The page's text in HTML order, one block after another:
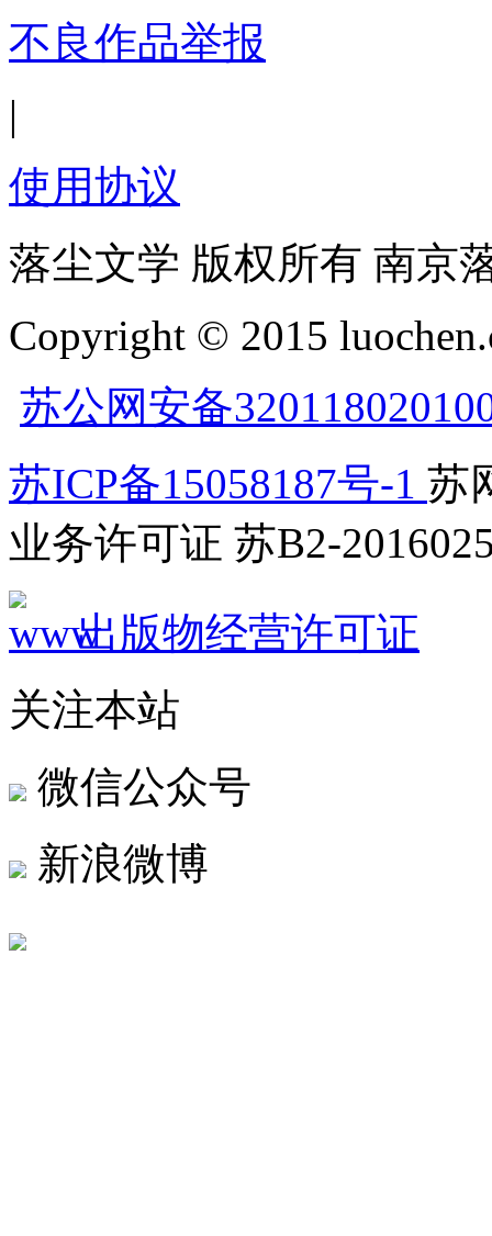
不良作品举报
|
使用协议
落尘文学 版权所有 南京
Copyright © 2015
苏公网安备
苏ICP备15058187号-1 苏
业务许可证 苏B2-
出版物经营许可证
关注本站
微信公众号
新浪微博